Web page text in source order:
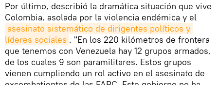
Por último, describió la dramática situación que vive
Colombia, asolada por la violencia endémica y el
asesinato sistemático de dirigentes políticos y
líderes sociales . "En los 220 kilómetros de frontera
que tenemos con Venezuela hay 12 grupos armados,
de los cuales 9 son paramilitares. Estos grupos
vienen cumpliendo un rol activo en el asesinato de